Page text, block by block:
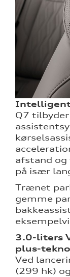
Q7
afstand og
på især
Trænet
gemme
3.0-liters
plus-
Ved
(299 hk)